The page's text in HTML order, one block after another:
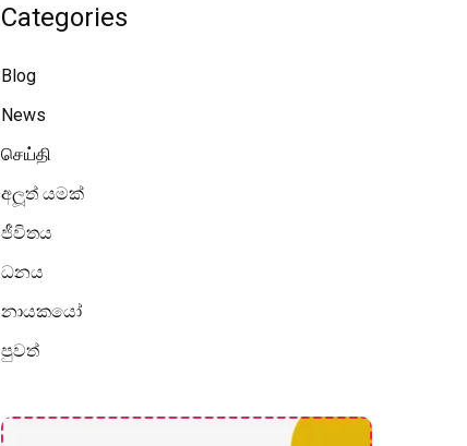
Categories
Blog
News
செய்தி
අලූත් යමක්
ජීවිතය
ධනය
නායකයෝ
පුවත්